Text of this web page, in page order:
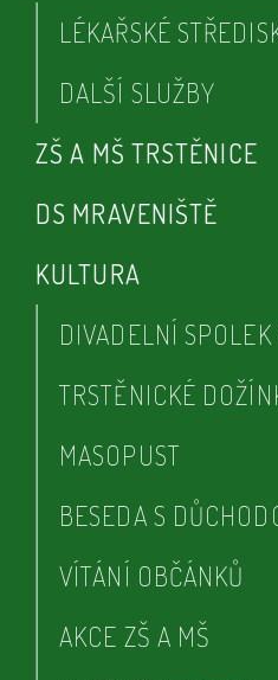
LÉKAŘSKÉ
DALŠÍ SLUŽBY
ZŠ A MŠ TRSTĚNICE
DS MRAVENIŠTĚ
KULTURA
DIVADELNÍ
TRSTĚNICKÉ
MASOPUST
BESEDA S
VÍTÁNÍ OBČÁNKŮ
AKCE ZŠ A MŠ